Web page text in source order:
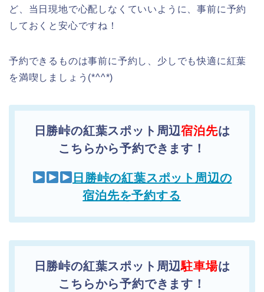
ど、当日現地で心配しなくていいように、事前に予約
しておくと安心ですね！
予約できるものは事前に予約し、少しでも快適に紅葉
を満喫しましょう(*^^*)
日勝峠の紅葉スポット周辺宿泊先は
こちらから予約できます！
日勝峠の紅葉スポット周辺の
宿泊先を予約する
日勝峠の紅葉スポット周辺駐車場は
こちらから予約できます！